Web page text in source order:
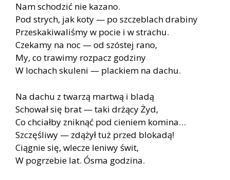
Nam schodzić nie kazano.
Pod strych, jak koty — po szczeblach drabiny
Przeskakiwaliśmy w pocie i w strachu.
Czekamy na noc — od szóstej rano,
My, co trawimy rozpacz godziny
W lochach skuleni — plackiem na dachu.
Na dachu z twarzą martwą i bladą
Schował się brat — taki drżący Żyd,
Co chciałby zniknąć pod cieniem komina…
Szczęśliwy — zdążył tuż przed blokadą!
Ciągnie się, wlecze leniwy świt,
W pogrzebie lat. Ósma godzina.